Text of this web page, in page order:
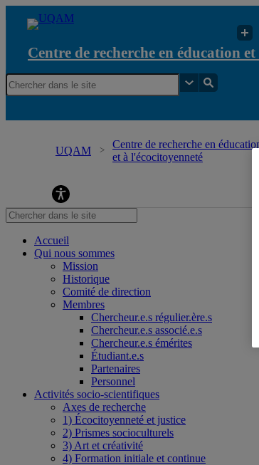
Centre de recherche en éducation
UQAM
Centre de recherche en
et à l'écocitoyenneté
Centre de recherche en éducation
Accueil
Qui nous sommes
Mission
Historique
Comité de direction
Membres
Chercheur.e.s régulier.ère.s
Chercheur.e.s associé.e.s
Chercheur.e.s émérites
Étudiant.e.s
Partenaires
Personnel
Activités socio-scientifiques
Axes de recherche
1) Écocitoyenneté et justice
2) Prismes socioculturels
3) Art et créativité
4) Formation initiale et continue